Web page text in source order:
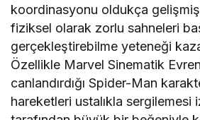
koordinasyonu oldukça
fiziksel olarak zorlu sahneleri
gerçekleştirebilme yeteneği
Özellikle Marvel Sinematik
canlandırdığı Spider-Man
hareketleri ustalıkla sergilemesi